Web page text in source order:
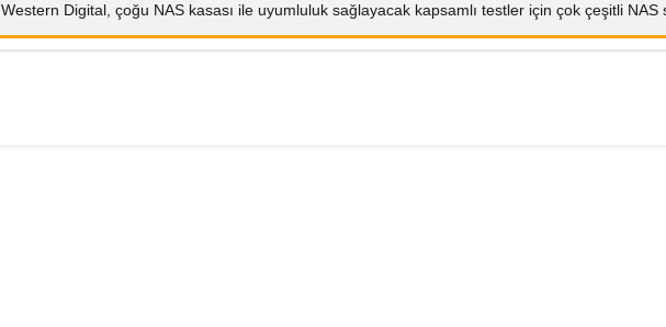
Western Digital, çoğu NAS kasası ile uyumluluk sağlayacak kapsamlı testler için çok çeşitli NAS